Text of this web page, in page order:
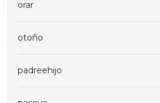
orar
otoño
padreehijo